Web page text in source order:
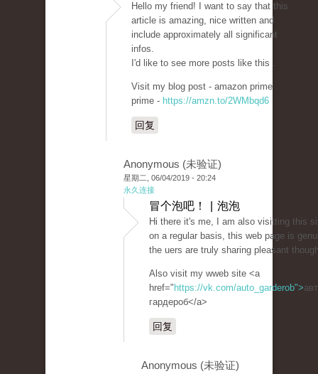
Hello my friend! I want to say that this
article is amazing, nice written and
include approximately all significant
infos.
I'd like to see more posts like this .
Visit my blog post - amazon prime
prime - https://amzn.to/2WMbqd6
回复
Anonymous (未验证)
星期二, 06/04/2019 - 20:24
永久连接
冒个泡吧！ | 泡泡
Hi there it's me, I am also visitting this
on a regular basis, this web page is
the uers are truly sharing pleasant
Also visit my wweb site <a
href=" https://vk.com/auto_garderob">
гардероб</a>
回复
Anonymous (未验证)